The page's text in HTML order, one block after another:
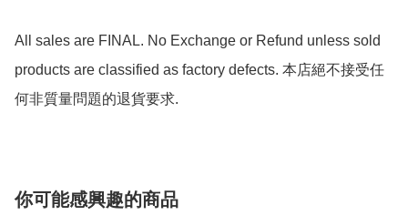
All sales are FINAL. No Exchange or Refund unless sold
products are classified as factory defects. 本店絕不接受任
何非質量問題的退貨要求.
你可能感興趣的商品